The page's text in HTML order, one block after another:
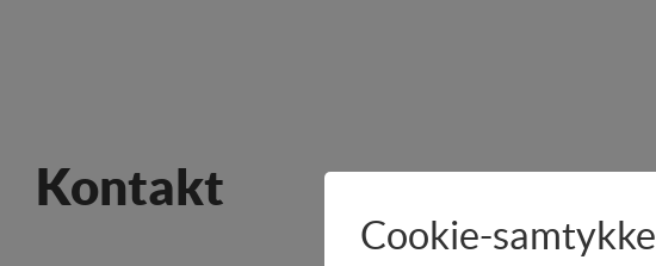
Kontakt
Cookie-samtykke